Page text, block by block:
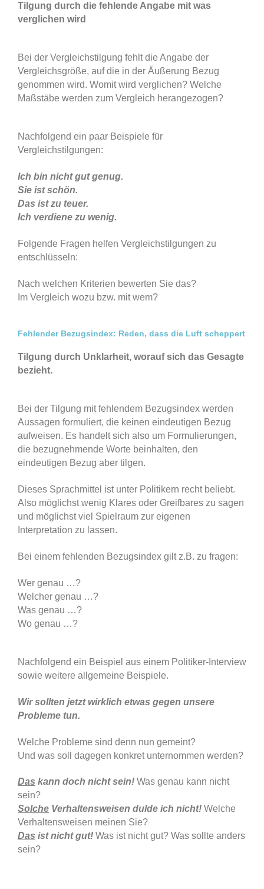
Tilgung durch die fehlende Angabe mit was
verglichen wird
Bei der Vergleichstilgung fehlt die Angabe der
Vergleichsgröße, auf die in der Äußerung Bezug
genommen wird. Womit wird verglichen? Welche
Maßstäbe werden zum Vergleich herangezogen?
Nachfolgend ein paar Beispiele für
Vergleichstilgungen:
Ich bin nicht gut genug.
Sie ist schön.
Das ist zu teuer.
Ich verdiene zu wenig.
Folgende Fragen helfen Vergleichstilgungen zu
entschlüsseln:
Nach welchen Kriterien bewerten Sie das?
Im Vergleich wozu bzw. mit wem?
Fehlender Bezugsindex: Reden, dass die Luft scheppert
Tilgung durch Unklarheit, worauf sich das Gesagte
bezieht.
Bei der Tilgung mit fehlendem Bezugsindex werden
Aussagen formuliert, die keinen eindeutigen Bezug
aufweisen. Es handelt sich also um Formulierungen,
die bezugnehmende Worte beinhalten, den
eindeutigen Bezug aber tilgen.
Dieses Sprachmittel ist unter Politikern recht beliebt.
Also möglichst wenig Klares oder Greifbares zu sagen
und möglichst viel Spielraum zur eigenen
Interpretation zu lassen.
Bei einem fehlenden Bezugsindex gilt z.B. zu fragen:
Wer genau …?
Welcher genau …?
Was genau …?
Wo genau …?
Nachfolgend ein Beispiel aus einem Politiker-Interview
sowie weitere allgemeine Beispiele.
Wir sollten jetzt wirklich etwas gegen unsere
Probleme tun.
Welche Probleme sind denn nun gemeint?
Und was soll dagegen konkret unternommen werden?
Das kann doch nicht sein! Was genau kann nicht
sein?
Solche Verhaltensweisen dulde ich nicht! Welche
Verhaltensweisen meinen Sie?
Das ist nicht gut! Was ist nicht gut? Was sollte anders
sein?